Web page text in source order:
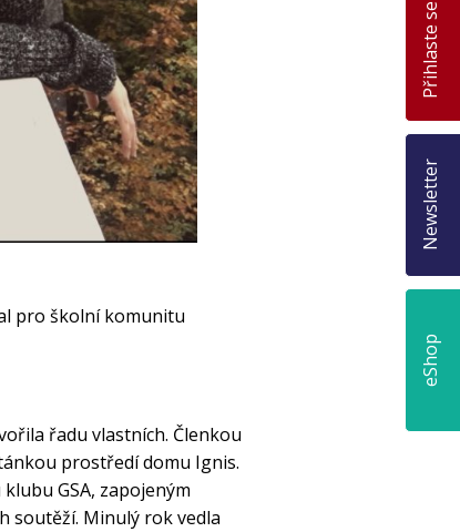
pro školní komunitu
řadu vlastních. Členkou
prostředí domu Ignis.
GSA, zapojeným
soutěží. Minulý rok vedla
Přihlaste se
Newsletter
eShop